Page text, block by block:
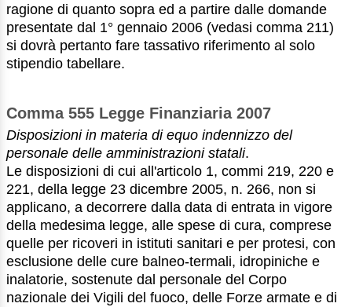
ragione di quanto sopra ed a partire dalle domande
presentate dal 1° gennaio 2006 (vedasi comma 211)
si dovrà pertanto fare tassativo riferimento al solo
stipendio tabellare.
Comma 555 Legge Finanziaria 2007
Disposizioni in materia di equo indennizzo del
personale delle amministrazioni statali.
Le disposizioni di cui all'articolo 1, commi 219, 220 e
221, della legge 23 dicembre 2005, n. 266, non si
applicano, a decorrere dalla data di entrata in vigore
della medesima legge, alle spese di cura, comprese
quelle per ricoveri in istituti sanitari e per protesi, con
esclusione delle cure balneo-termali, idropiniche e
inalatorie, sostenute dal personale del Corpo
nazionale dei Vigili del fuoco, delle Forze armate e di